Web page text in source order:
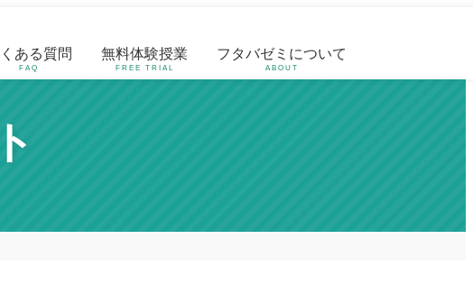
ある質問
FAQ
無料体験授業
FREE TRIAL
フタバゼミについて
ABOUT